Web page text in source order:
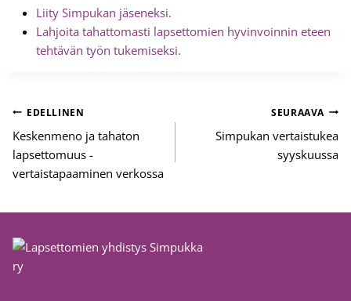
Liity Simpukan jäseneksi.
Lahjoita tahattomasti lapsettomien hyvinvoinnin eteen
tehtävän työn tukemiseksi.
Artikkelien
selaus
EDELLINEN
Keskenmeno ja tahaton
lapsettomuus -
vertaistapaaminen verkossa
SEURAAVA
Simpukan vertaistukea
syyskuussa